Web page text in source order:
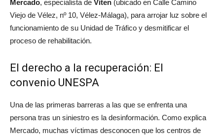
Mercado, especialista de Viten (ubicado en Calle Camino
Viejo de Vélez, nº 10, Vélez-Málaga), para arrojar luz sobre el
funcionamiento de su Unidad de Tráfico y desmitificar el
proceso de rehabilitación.
El derecho a la recuperación: El
convenio UNESPA
Una de las primeras barreras a las que se enfrenta una
persona tras un siniestro es la desinformación. Como explica
Mercado, muchas víctimas desconocen que los centros de